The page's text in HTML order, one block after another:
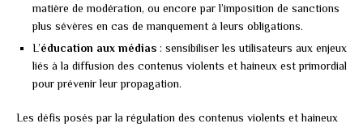
matière de modération, ou encore par l’imposition de sanctions
plus sévères en cas de manquement à leurs obligations.
L’éducation aux médias : sensibiliser les utilisateurs aux enjeux
liés à la diffusion des contenus violents et haineux est primordial
pour prévenir leur propagation.
Les défis posés par la régulation des contenus violents et haineux